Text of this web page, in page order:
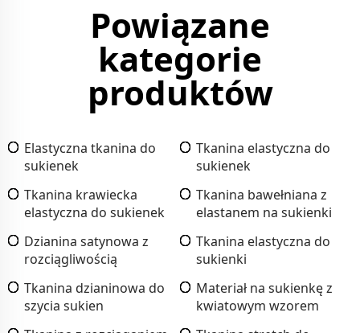
Powiązane
kategorie
produktów
Elastyczna tkanina do
sukienek
Tkanina elastyczna do
sukienek
Tkanina krawiecka
elastyczna do sukienek
Tkanina bawełniana z
elastanem na sukienki
Dzianina satynowa z
rozciągliwością
Tkanina elastyczna do
sukienki
Tkanina dzianinowa do
szycia sukien
Materiał na sukienkę z
kwiatowym wzorem